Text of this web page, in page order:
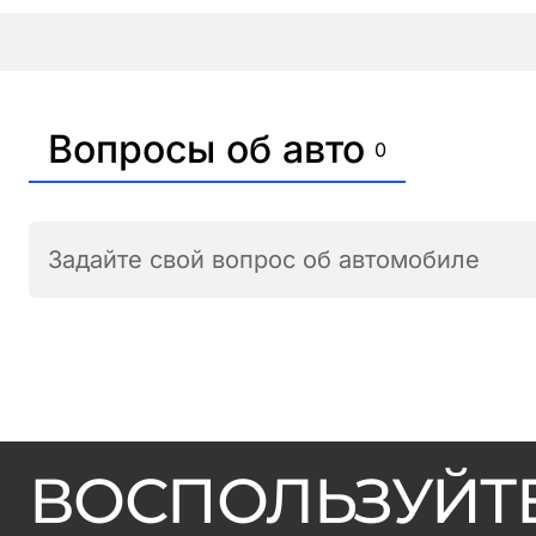
Вопросы об авто 0
Задайте свой вопрос об автомобиле